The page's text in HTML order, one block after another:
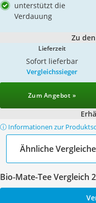
unterstützt die
Verdauung
Zu
Lieferzeit
Sofort lieferbar
Vergleichssieger
Zum Angebot »
ⓘ Informationen zur
Ähnliche
Bio-Mate-Tee Vergleich